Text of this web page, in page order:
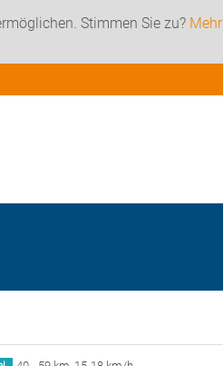
Stimmen Sie zu? Mehr